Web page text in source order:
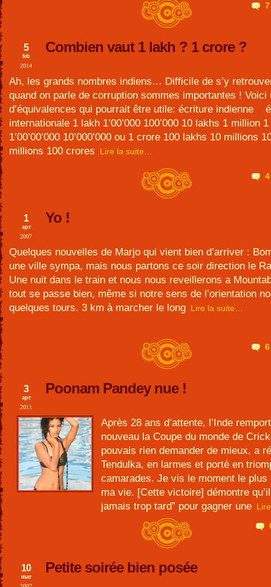
7
Combien vaut 1 lakh ? 1 crore ?
5
feb
2014
Ah, les grands nombres indiens… Difficile de s’y
quand on parle de corruption sommes importantes ! Voici
d’équivalences qui pourrait être utile: écriture indienne
internationale 1 lakh 1’00’000 100’000 10 lakhs 1 million
1’00’00’000 10’000’000 ou 1 crore 100 lakhs 10 millions
millions 100 crores
Lire la suite…
4
Yo !
1
apr
2007
Quelques nouvelles de Marjo qui vient bien d’arriver :
une ville sympa, mais nous partons ce soir direction le
Une nuit dans le train et nous nous reveillerons a
tout se passe bien, même si notre sens de l’orientation
quelques tours. 3 km à marcher le long Lire la suite…
6
Poonam Pandey nue !
3
apr
2011
Après 28 ans d’attente, l’Inde
nouveau la Coupe du monde de
pouvais rien demander de mieux, a
Tendulka, en larmes et porté en
camarades. Je vis le moment le plus
ma vie. [Cette victoire] démontre qu’il
jamais trop tard” pour gagner une
Petite soirée bien posée
10
mar